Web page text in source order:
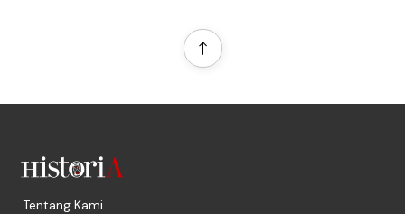
Tentang Kami